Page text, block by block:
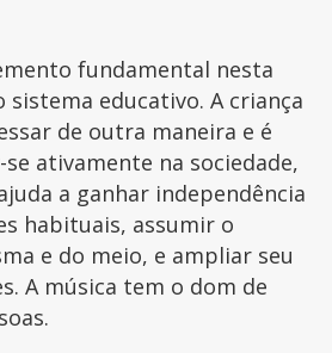
fundamental nesta
educativo. A criança
de outra maneira e é
ativamente na sociedade,
a ganhar independência
habituais, assumir o
e do meio, e ampliar seu
A música tem o dom de